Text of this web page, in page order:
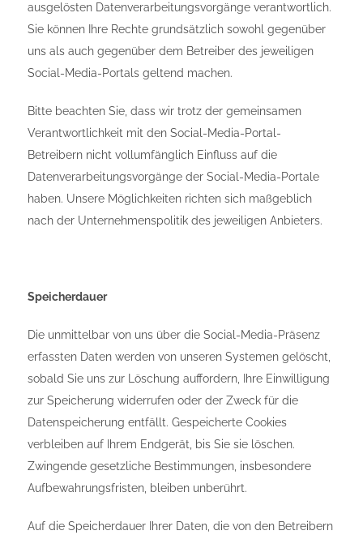
ausgelösten Datenverarbeitungsvorgänge verantwortlich.
Sie können Ihre Rechte grundsätzlich sowohl gegenüber
uns als auch gegenüber dem Betreiber des jeweiligen
Social-Media-Portals geltend machen.
Bitte beachten Sie, dass wir trotz der gemeinsamen
Verantwortlichkeit mit den Social-Media-Portal-
Betreibern nicht vollumfänglich Einfluss auf die
Datenverarbeitungsvorgänge der Social-Media-Portale
haben. Unsere Möglichkeiten richten sich maßgeblich
nach der Unternehmenspolitik des jeweiligen Anbieters.
Speicherdauer
Die unmittelbar von uns über die Social-Media-Präsenz
erfassten Daten werden von unseren Systemen gelöscht,
sobald Sie uns zur Löschung auffordern, Ihre Einwilligung
zur Speicherung widerrufen oder der Zweck für die
Datenspeicherung entfällt. Gespeicherte Cookies
verbleiben auf Ihrem Endgerät, bis Sie sie löschen.
Zwingende gesetzliche Bestimmungen, insbesondere
Aufbewahrungsfristen, bleiben unberührt.
Auf die Speicherdauer Ihrer Daten, die von den Betreibern